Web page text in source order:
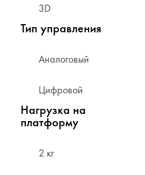
3D
Тип управления
Аналоговый
Цифровой
Нагрузка на
платформу
2 кг